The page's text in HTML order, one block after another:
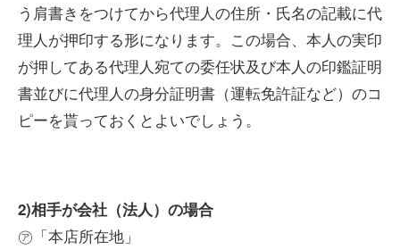
う肩書きをつけてから代理人の住所・氏名の記載に代
理人が押印する形になります。この場合、本人の実印
が押してある代理人宛ての委任状及び本人の印鑑証明
書並びに代理人の身分証明書（運転免許証など）のコ
ピーを貰っておくとよいでしょう。
2)相手が会社（法人）の場合
㋐「本店所在地」